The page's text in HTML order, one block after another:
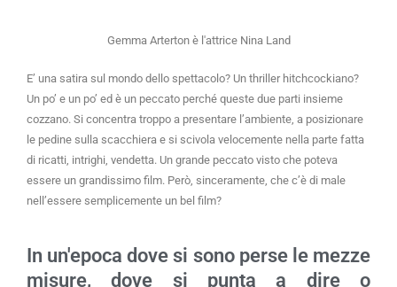
Gemma Arterton è l'attrice Nina Land
E’ una satira sul mondo dello spettacolo? Un thriller hitchcockiano?
Un po’ e un po’ ed è un peccato perché queste due parti insieme
cozzano. Si concentra troppo a presentare l’ambiente, a posizionare
le pedine sulla scacchiera e si scivola velocemente nella parte fatta
di ricatti, intrighi, vendetta. Un grande peccato visto che poteva
essere un grandissimo film. Però, sinceramente, che c’è di male
nell’essere semplicemente un bel film?
In un'epoca dove si sono perse le mezze
misure, dove si punta a dire o